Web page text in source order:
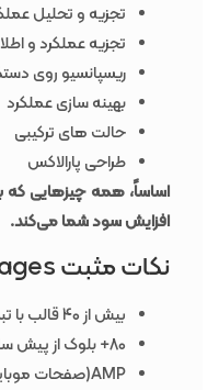
تجزیه و تحلیل
تجزیه عملکرد و
ریسپانسیو روی
بهینه سازی عملکرد
حالت های ترکیبی
طراحی پارالاکس
اساساً، همه چیزهایی که
افزایش سود شما می‌کند.
نکات مثبت Swipe Pages
بیش از 40 قالب با تبدیل بالا
80+ بلوک از پیش ساخته شده
AMP(صفحات موبایل شتاب داده شده)